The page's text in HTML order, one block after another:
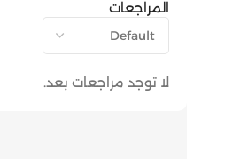
المراجعات
لا توجد مراجعات بعد.